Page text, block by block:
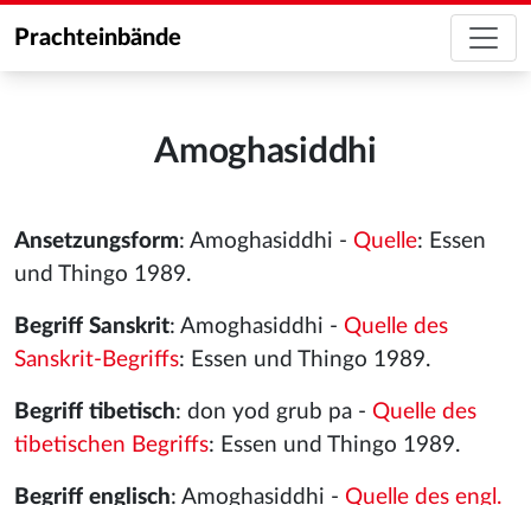
Prachteinbände
Amoghasiddhi
Ansetzungsform: Amoghasiddhi - Quelle: Essen
und Thingo 1989.
Begriff Sanskrit: Amoghasiddhi - Quelle des
Sanskrit-Begriffs: Essen und Thingo 1989.
Begriff tibetisch: don yod grub pa - Quelle des
tibetischen Begriffs: Essen und Thingo 1989.
Begriff englisch: Amoghasiddhi - Quelle des engl.